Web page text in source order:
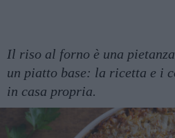
Il riso al forno è una
un piatto base: la ricetta e i
in casa propria.